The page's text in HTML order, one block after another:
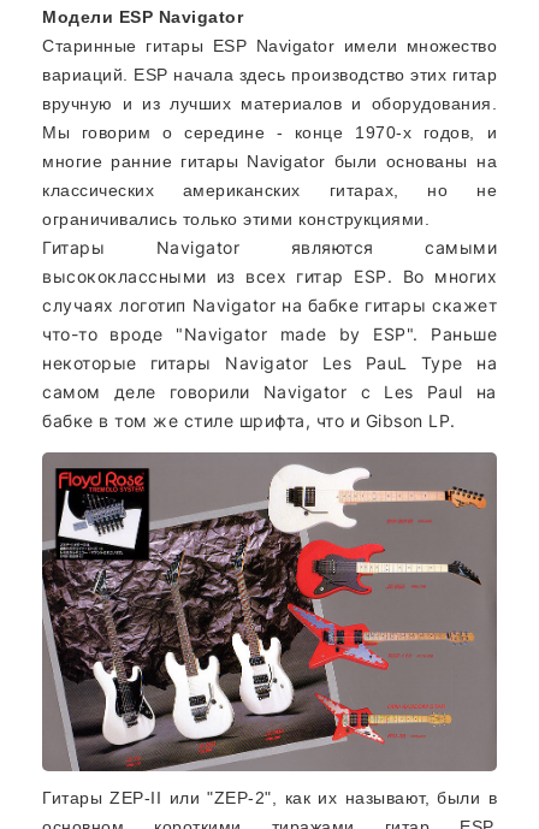
Модели ESP Navigator
Старинные гитары ESP Navigator имели множество
вариаций. ESP начала здесь производство этих гитар
вручную и из лучших материалов и оборудования.
Мы говорим о середине - конце 1970-х годов, и
многие ранние гитары Navigator были основаны на
классических американских гитарах, но не
ограничивались только этими конструкциями.
Гитары Navigator являются самыми
высококлассными из всех гитар ESP. Во многих
случаях логотип Navigator на бабке гитары скажет
что-то вроде "Navigator made by ESP". Раньше
некоторые гитары Navigator Les PauL Type на
самом деле говорили Navigator с Les Paul на
бабке в том же стиле шрифта, что и Gibson LP.
Гитары ZEP-II или "ZEP-2", как их называют, были в